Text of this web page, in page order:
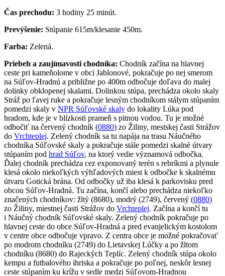
Čas prechodu: 3 hodiny 25 minút.
Prevýšenie: Stúpanie 615m/klesanie 450m.
Farba: Zelená.
Priebeh a zaujímavosti chodníka: Chodník začína na hlavnej
ceste pri kameňolome v obci Jablonové, pokračuje po nej smerom
na Súľov-Hradnú a približne po 400m odbočuje doľava do malej
dolinky obklopenej skalami. Dolinkou stúpa, prechádza okolo skaly
Stráž po ľavej ruke a pokračuje lesným chodníkom stálym stúpaním
pomedzi skaly v NPR Súľovské skaly do lokality Lúka pod
hradom, kde je v blízkosti prameň s pitnou vodou. Tu je možné
odbočiť na červený chodník (0880) zo Žiliny, mestskej časti Strážov
do Vrchteplej. Zelený chodník sa tu napája na trasu Náučného
chodníka Súľovské skaly a pokračuje stále pomedzi skalné útvary
stúpaním pod hrad Súľov, na ktorý vedie významová odbočka.
Ďalej chodník prechádza cez exponovaný terén s rebríkmi a plynule
klesá okolo niekoľkých výhľadových miest k odbočke k skalnému
útvaru Gotická brána. Od odbočky už iba klesá k parkovisku pred
obcou Súľov-Hradná. Tu začína, končí alebo prechádza niekoľko
značených chodníkov: žltý (8680), modrý (2749), červený (0880)
zo Žiliny, miestnej časti Strážov do Vrchteplej. Začína a končí tu
i Náučný chodník Súľovské skaly. Zelený chodník pokračuje po
hlavnej ceste do obce Súľov-Hradná a pred evanjelickým kostolom
v centre obce odbočuje vpravo. Z centra obce je možné pokračovať
po modrom chodníku (2749) do Lietavskej Lúčky a po žltom
chodníku (8680) do Rajeckých Teplíc. Zelený chodník stúpa okolo
kempu a futbalového ihriska a pokračuje po poľnej, neskôr lesnej
ceste stúpaním ku krížu v sedle medzi Súľovom-Hradnou